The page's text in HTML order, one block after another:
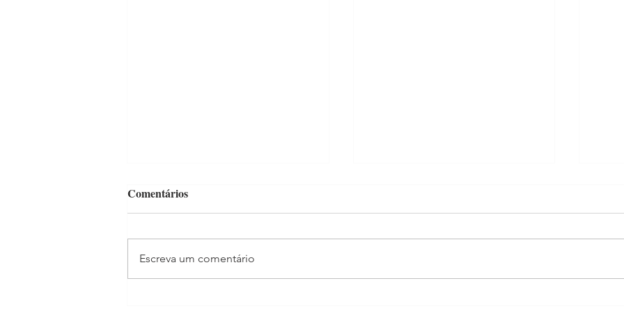
Comentários
Escreva um comentário